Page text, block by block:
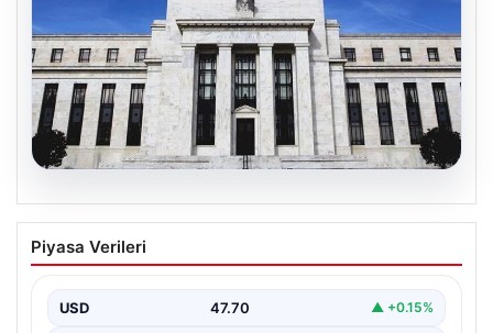
Fed faizi sabit tuttu
Piyasa Verileri
USD 47.70 ▲ +0.15%